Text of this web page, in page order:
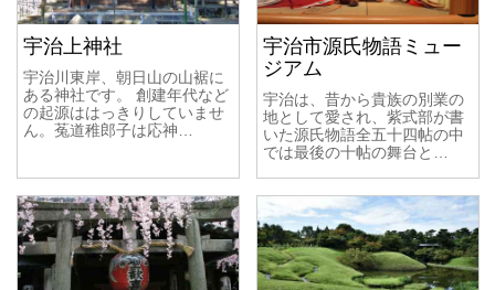
宇治上神社
宇治川東岸、朝日山の山裾に
ある神社です。 創建年代など
の起源ははっきりしていませ
ん。菟道稚郎子は応神…
宇治市源氏物語ミュー
ジアム
宇治は、昔から貴族の別業の
地として愛され、紫式部が書
いた源氏物語全五十四帖の中
では最後の十帖の舞台と…